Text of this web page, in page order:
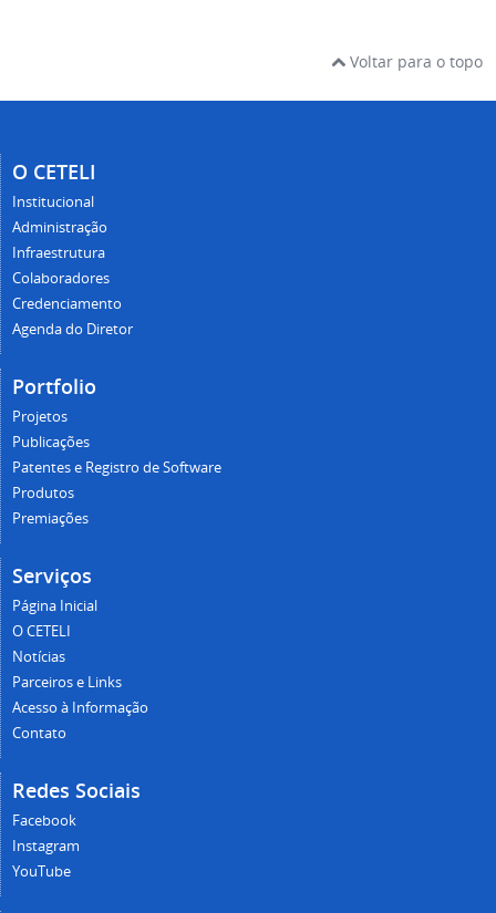
Voltar para o topo
O CETELI
Institucional
Administração
Infraestrutura
Colaboradores
Credenciamento
Agenda do Diretor
Portfolio
Projetos
Publicações
Patentes e Registro de Software
Produtos
Premiações
Serviços
Página Inicial
O CETELI
Notícias
Parceiros e Links
Acesso à Informação
Contato
Redes Sociais
Facebook
Instagram
YouTube